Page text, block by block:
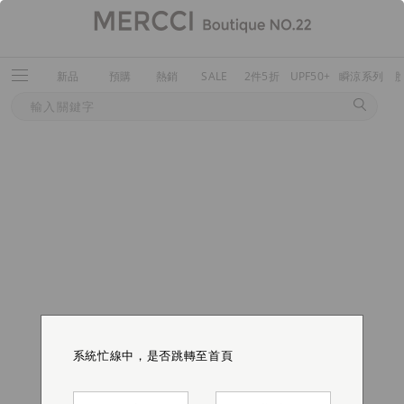
新品 預購 熱銷 SALE 2件5折 UPF50+ 瞬涼系列
系統忙線中，是否跳轉至首頁
系統忙線中，是否跳轉至首頁
系統忙線中，是否跳轉至首頁
系統忙線中，是否跳轉至首頁
系統忙線中，是否跳轉至首頁